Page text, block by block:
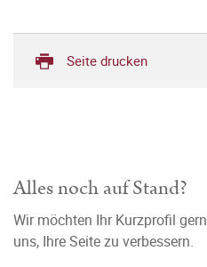
Seite drucken
Alles noch auf Stand?
Wir möchten Ihr Kurzprofil
uns, Ihre Seite zu verbessern.